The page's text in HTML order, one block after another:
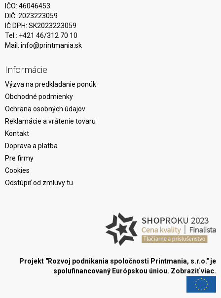
IČO: 46046453
DIČ: 2023223059
IČ DPH: SK2023223059
Tel.: +421 46/312 70 10
Mail: info@printmania.sk
Informácie
Výzva na predkladanie ponúk
Obchodné podmienky
Ochrana osobných údajov
Reklamácie a vrátenie tovaru
Kontakt
Doprava a platba
Pre firmy
Cookies
Odstúpiť od zmluvy tu
Projekt "Rozvoj podnikania spoločnosti Printmania, s.r.o." je
spolufinancovaný Európskou úniou. Zobraziť viac.